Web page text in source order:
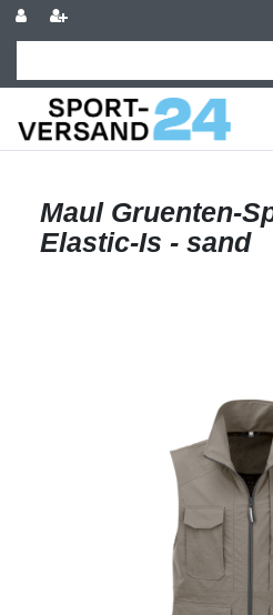
Maul Gruenten-
Elastic-Is - sand